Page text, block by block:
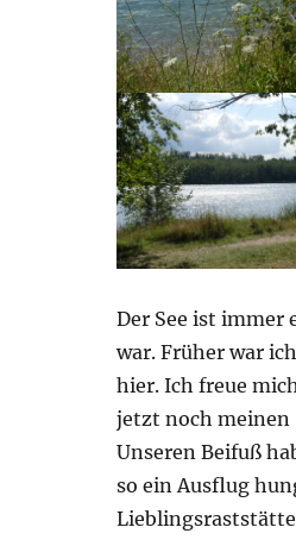
Der See ist immer
war. Früher war
hier. Ich freue
jetzt noch meinen
Unseren Beifuß
so ein Ausflug
Lieblingsraststätte